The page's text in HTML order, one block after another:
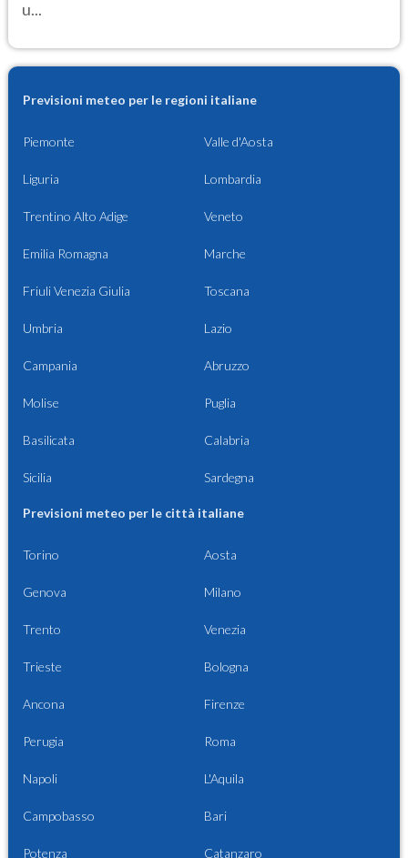
u...
Previsioni meteo per le regioni italiane
Piemonte Valle d'Aosta
Liguria Lombardia
Trentino Alto Adige Veneto
Emilia Romagna Marche
Friuli Venezia Giulia Toscana
Umbria Lazio
Campania Abruzzo
Molise Puglia
Basilicata Calabria
Sicilia Sardegna
Previsioni meteo per le città italiane
Torino Aosta
Genova Milano
Trento Venezia
Trieste Bologna
Ancona Firenze
Perugia Roma
Napoli L'Aquila
Campobasso Bari
Potenza Catanzaro